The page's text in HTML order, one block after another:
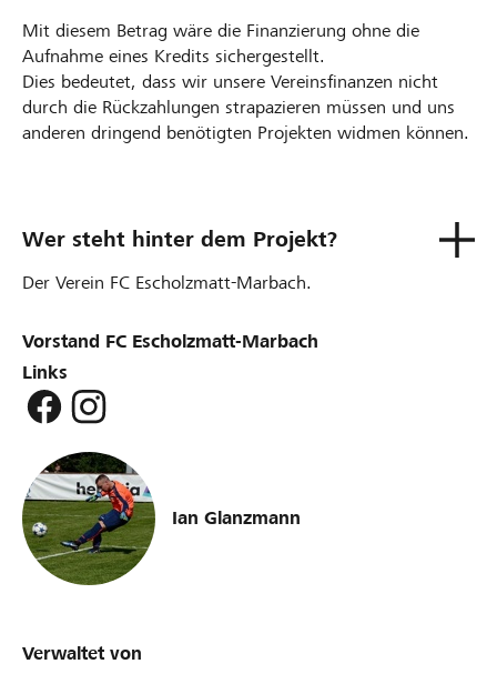
Mit diesem Betrag wäre die Finanzierung ohne die
Aufnahme eines Kredits sichergestellt.
Dies bedeutet, dass wir unsere Vereinsfinanzen nicht
durch die Rückzahlungen strapazieren müssen und uns
anderen dringend benötigten Projekten widmen können.
Wer steht hinter dem Projekt?
Der Verein FC Escholzmatt-Marbach.
Vorstand FC Escholzmatt-Marbach
Links
Ian Glanzmann
Verwaltet von